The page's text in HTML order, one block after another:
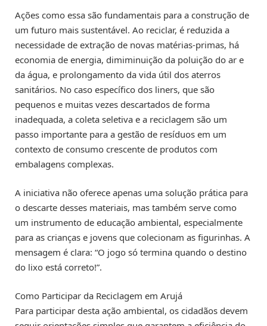
Ações como essa são fundamentais para a construção de
um futuro mais sustentável. Ao reciclar, é reduzida a
necessidade de extração de novas matérias-primas, há
economia de energia, dimiminuição da poluição do ar e
da água, e prolongamento da vida útil dos aterros
sanitários. No caso específico dos liners, que são
pequenos e muitas vezes descartados de forma
inadequada, a coleta seletiva e a reciclagem são um
passo importante para a gestão de resíduos em um
contexto de consumo crescente de produtos com
embalagens complexas.
A iniciativa não oferece apenas uma solução prática para
o descarte desses materiais, mas também serve como
um instrumento de educação ambiental, especialmente
para as crianças e jovens que colecionam as figurinhas. A
mensagem é clara: “O jogo só termina quando o destino
do lixo está correto!”.
Como Participar da Reciclagem em Arujá
Para participar desta ação ambiental, os cidadãos devem